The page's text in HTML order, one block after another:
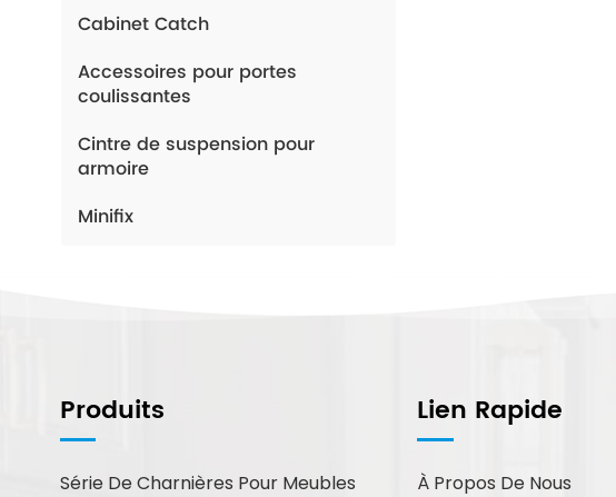
Cabinet Catch
Accessoires pour portes
coulissantes
Cintre de suspension pour
armoire
Minifix
Vous pouvez nous contacter de
la manière qui vous convient le
mieux. Nous sommes
Produits
Série De Charnières Pour Meubles
Lien Rapide
À Propos De Nous